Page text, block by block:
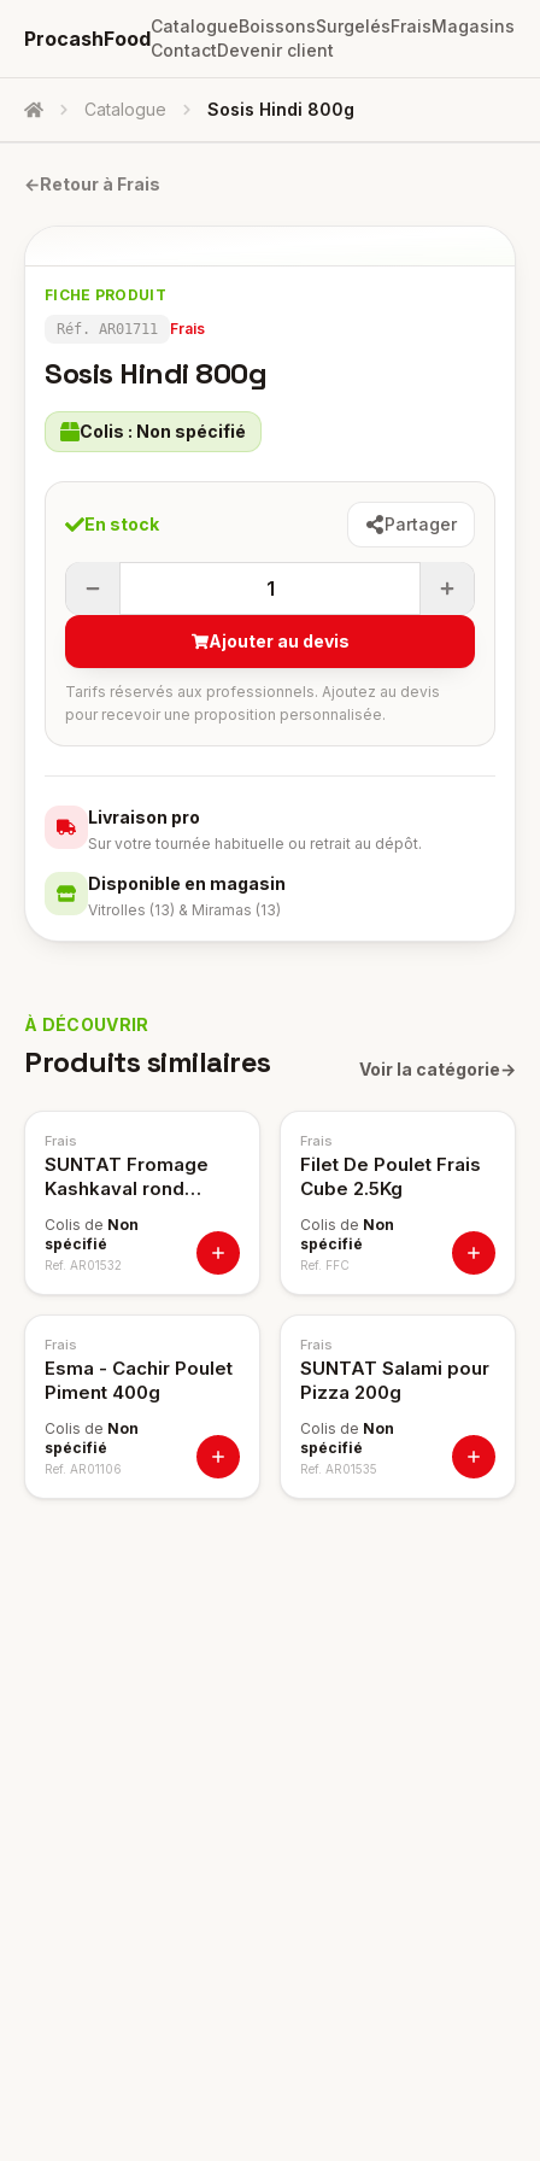
ProcashFood
CatalogueBoissonsSurgelésFraisMagasins
ContactDevenir client
Accueil Catalogue Sosis Hindi 800g
←Retour à Frais
FICHE PRODUIT
Réf. AR01711 Frais
Sosis Hindi 800g
Colis : Non spécifié
En stock Partager
1
Ajouter au devis
Tarifs réservés aux professionnels. Ajoutez au devis
pour recevoir une proposition personnalisée.
Livraison pro
Sur votre tournée habituelle ou retrait au dépôt.
Disponible en magasin
Vitrolles (13) & Miramas (13)
À DÉCOUVRIR
Produits similaires Voir la catégorie→
Frais
SUNTAT Fromage
Kashkaval rond
Colis de Non
spécifié
Ref. AR01532
Frais
Filet De Poulet Frais
Cube 2.5Kg
Colis de Non
spécifié
Ref. FFC
Frais
Esma - Cachir Poulet
Piment 400g
Colis de Non
spécifié
Ref. AR01106
Frais
SUNTAT Salami pour
Pizza 200g
Colis de Non
spécifié
Ref. AR01535